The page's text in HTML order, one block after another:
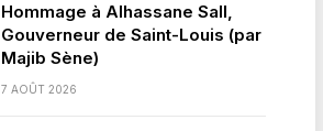
Hommage à Alhassane Sall,
Gouverneur de Saint-Louis (par
Majib Sène)
7 AOÛT 2026